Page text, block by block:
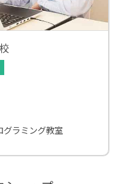
グラミング教室